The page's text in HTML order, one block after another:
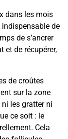
dans les mois
de
de s’ancrer
et de récupérer,
de croûtes
sur la zone
les gratter ni
ce soit : le
Cela